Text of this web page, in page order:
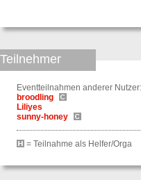
Teilnehmer
Eventteilnahmen anderer Nutzer:
broodling
Liliyes
sunny-honey
= Teilnahme als Helfer/Orga